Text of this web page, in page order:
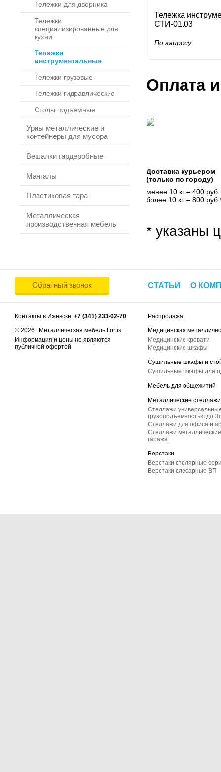
Тележки для дворника
Тележки
специализированные для
кухни
Тележки
инструментальные
Тележки грузовые
Тележки гидравлические
Столы подъемные
Урны металлические и
контейнеры для мусора
Вешалки гардеробные
Мангалы
Пластиковая тара
Металлическая
производственная мебель
Тележка
СТИ-01.03
По запросу
Оплата
Доставка курьером
(только по городу)
менее 10 кг – 400 руб.
более 10 кг. – 800
* указаны
Обратный звонок СТАТЬИ О
Контакты в Ижевске: +7 (341) 233-02-70
© 2026 . Металлическая мебель Fortis
Информация и цены не являются
публичной офертой
Распродажа
Медицинская
Медицинские кровати
Медицинские шкафы
Сушильные шкафы и
Сушильные шкафы для
Мебель для общежитий
Металлические стеллажи
Стеллажи
грузоподъемностью до
Стеллажи для офиса и
Стеллажи
гаража
Верстаки
Верстаки столярные
Верстаки слесарные ВП